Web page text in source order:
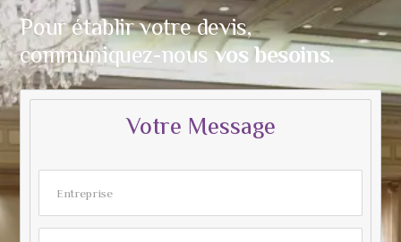
Pour établir votre devis,
communiquez-nousvos besoins.
Votre Message
Entreprise